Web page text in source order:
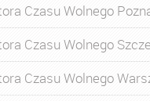
Czasu Wolnego
Czasu Wolnego
Czasu Wolnego